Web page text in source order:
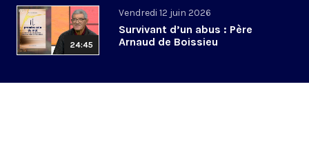
24:45
Vendredi 12 juin 2026
Survivant d’un abus : Père
Arnaud de Boissieu